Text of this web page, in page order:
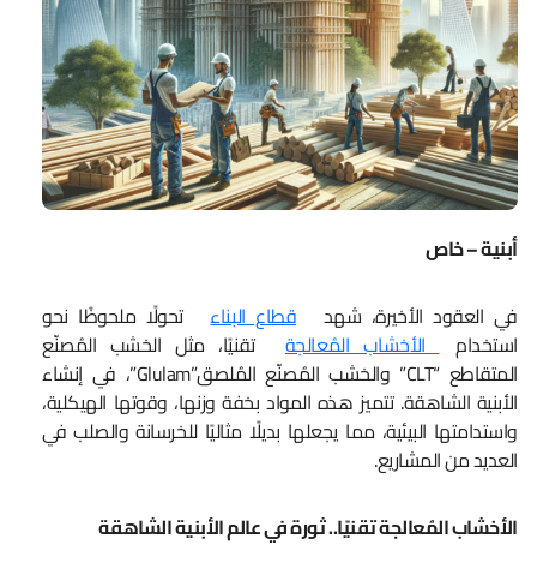
أبنية – خاص
في العقود الأخيرة، شهد
قطاع البناء
تحولًا ملحوظًا نحو
استخدام الأخشاب المُعالجة
تقنيًا، مثل الخشب المُصنّع
المتقاطع “CLT” والخشب المُصنّع المُلصق”Glulam”، في إنشاء
الأبنية الشاهقة. تتميز هذه المواد بخفة وزنها، وقوتها الهيكلية،
واستدامتها البيئية، مما يجعلها بديلًا مثاليًا للخرسانة والصلب في
العديد من المشاريع.
الأخشاب المُعالجة تقنيًا.. ثورة في عالم الأبنية الشاهقة